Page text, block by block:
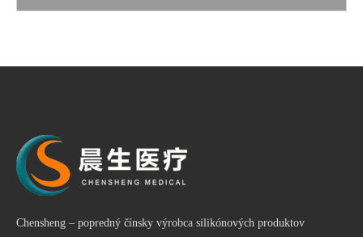
Chensheng – popredný čínsky výrobca silikónových produktov